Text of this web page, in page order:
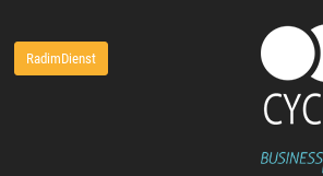
RadimDienst